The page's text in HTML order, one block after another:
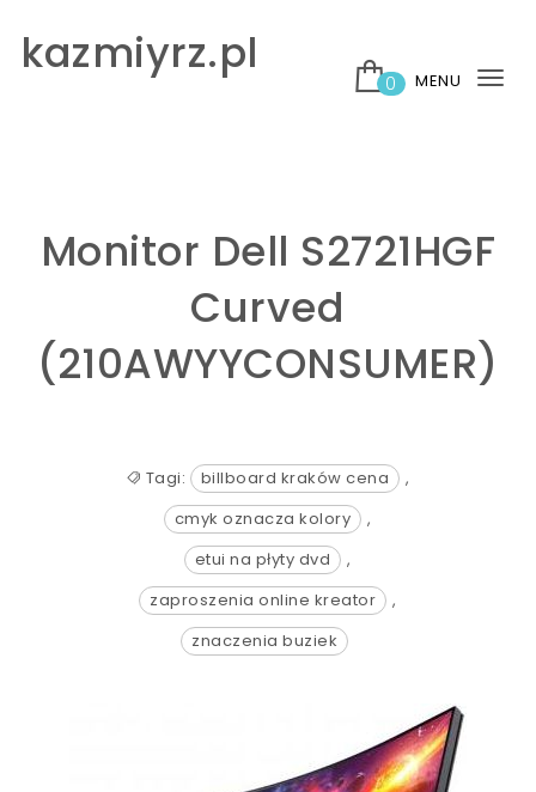
kazmiyrz.pl
0 MENU
Monitor Dell S2721HGF
Curved
(210AWYYCONSUMER)
Tagi: billboard kraków cena
,
cmyk oznacza kolory
,
etui na płyty dvd
,
zaproszenia online kreator
,
znaczenia buziek